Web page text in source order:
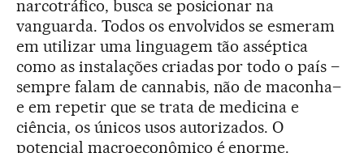
narcotráfico, busca se posicionar na
vanguarda. Todos os envolvidos se esmeram
em utilizar uma linguagem tão asséptica
como as instalações criadas por todo o país –
sempre falam de cannabis, não de maconha–
e em repetir que se trata de medicina e
ciência, os únicos usos autorizados. O
potencial macroeconômico é enorme.